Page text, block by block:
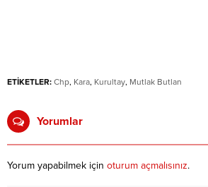
ETİKETLER: Chp, Kara, Kurultay, Mutlak Butlan
Yorumlar
Yorum yapabilmek için oturum açmalısınız.